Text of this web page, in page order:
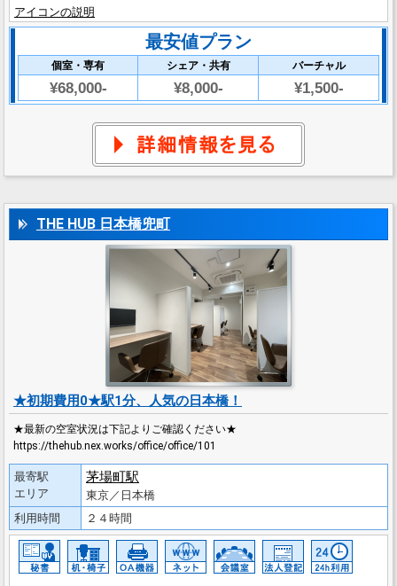
アイコンの説明
最安値プラン
個室・専有 シェア・共有 バーチャル
¥68,000- ¥8,000- ¥1,500-
THE HUB 日本橋兜町
★初期費用0★駅1分、人気の日本橋！
★最新の空室状況は下記よりご確認ください★
https://thehub.nex.works/office/office/101
最寄駅
エリア
茅場町駅
東京／日本橋
利用時間
２４時間